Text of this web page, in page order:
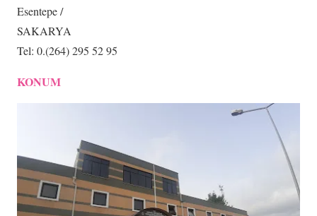
Esentepe /
SAKARYA
Tel: 0.(264) 295 52 95
KONUM